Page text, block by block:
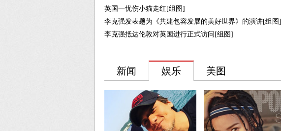
英国一忧伤小猫走红[组图]
李克强发表题为《共建包容发展的美好世界》的演讲[组图]
李克强抵达伦敦对英国进行正式访问[组图]